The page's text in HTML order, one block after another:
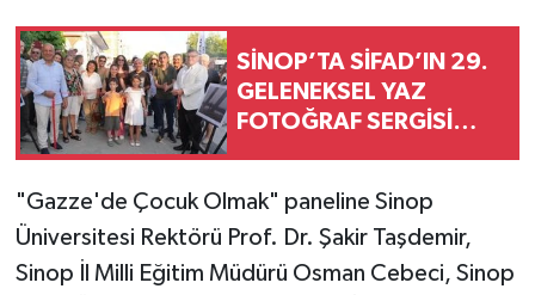
SİNOP’TA SİFAD’IN 29.
GELENEKSEL YAZ
FOTOĞRAF SERGİSİ
"Gazze'de Çocuk Olmak" paneline Sinop
Üniversitesi Rektörü Prof. Dr. Şakir Taşdemir,
Sinop İl Milli Eğitim Müdürü Osman Cebeci, Sinop